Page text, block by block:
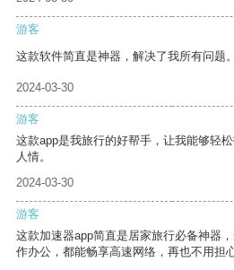
游客
这款软件简直是神器，解决了我所有问题。
2024-03-30
游客
这款app是我旅行的好帮手，让我能够轻
人情。
2024-03-30
游客
这款加速器app简直是居家旅行必备神器
作办公，都能畅享高速网络，再也不用担